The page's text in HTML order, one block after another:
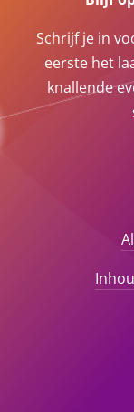
Schrijf je in
eerste het
knallende